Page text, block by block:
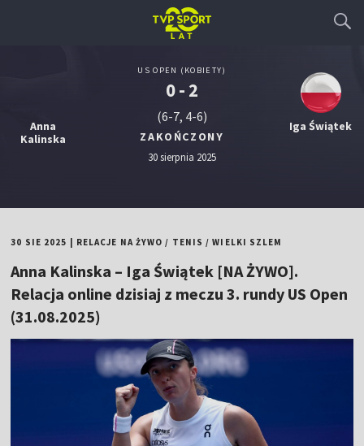
Anna
Kalinska
US OPEN (KOBIETY)
0 - 2
(6-7, 4-6)
ZAKOŃCZONY
30 sierpnia 2025
Iga Świątek
30 SIE 2025 RELACJE NA ŻYWO / TENIS /WIELKI SZLEM
Anna Kalinska – Iga Świątek [NA ŻYWO].
Relacja online dzisiaj z meczu 3. rundy US Open
(31.08.2025)